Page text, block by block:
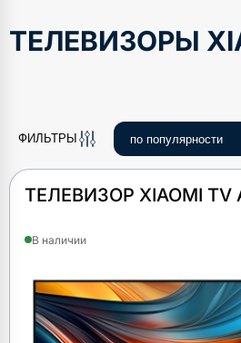
ТЕЛЕВИЗОРЫ
ФИЛЬТРЫ
ТЕЛЕВИЗОР XIAOMI TV
В наличии